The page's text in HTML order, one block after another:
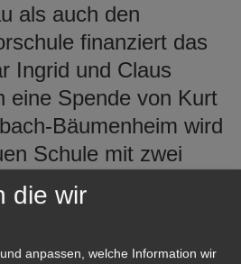
als auch den
finanziert das
Ingrid und Claus
eine Spende von Kurt
Bäumenheim wird
Schule mit zwei
sagte
Vorschule als auch
Platz für 150 Kinder
die wir
anpassen, welche Information wir